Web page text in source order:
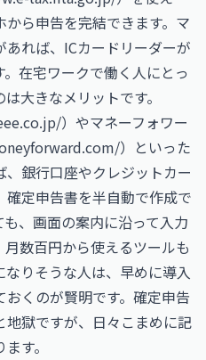
ら申告を完結できます。マ
れば、ICカードリーダーが
在宅ワークで働く人にとっ
大きなメリットです。
）やマネーフォワー
）といった
銀行口座やクレジットカー
確定申告書を半自動で作成で
、画面の案内に沿って入力
数百円から使えるツールも
りそうな人は、早めに導入
くのが賢明です。確定申告
獄ですが、日々こまめに記
す。